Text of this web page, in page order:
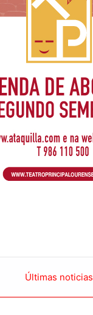
Últimas noticias